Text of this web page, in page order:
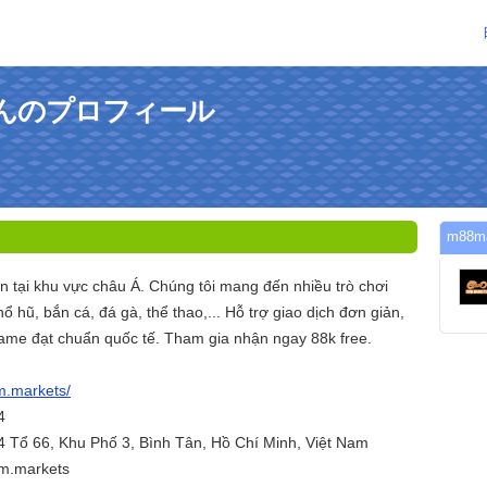
のプロフィール
tại khu vực châu Á. Chúng tôi mang đến nhiều trò chơi
hũ, bắn cá, đá gà, thể thao,... Hỗ trợ giao dịch đơn giản,
đạt chuẩn quốc tế. Tham gia nhận ngay 88k free.
Tổ 66, Khu Phố 3, Bình Tân, Hồ Chí Minh, Việt Nam